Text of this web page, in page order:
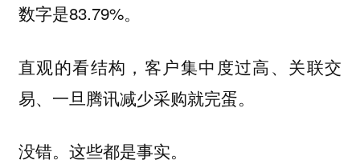
数字是83.79%。
直观的看结构，客户集中度过高、关联交
易、一旦腾讯减少采购就完蛋。
没错。这些都是事实。